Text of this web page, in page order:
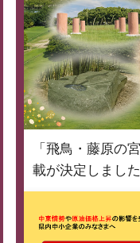
「飛鳥・藤原の
載が決定しました